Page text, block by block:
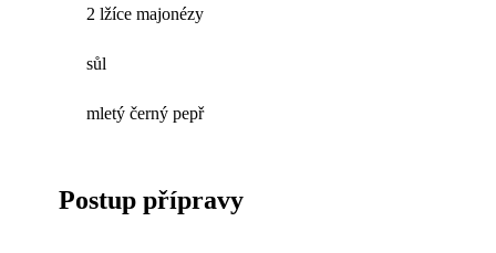
2 lžíce majonézy
sůl
mletý černý pepř
Postup přípravy